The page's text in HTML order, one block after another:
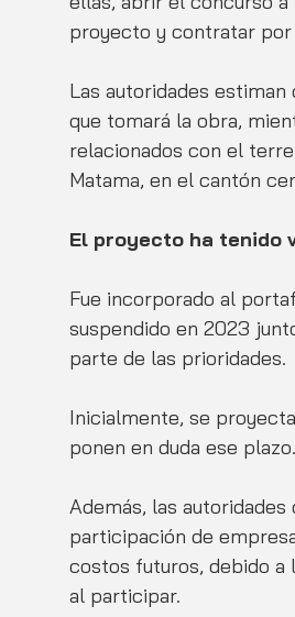
proyecto y contratar por
Las autoridades
que tomará la obra,
relacionados con el
Matama, en el cantón
El proyecto ha tenido
Fue incorporado al
suspendido en 2023
parte de las prioridades.
Inicialmente, se
ponen en duda ese plazo.
Además, las
participación de
costos futuros, debido a
al participar.